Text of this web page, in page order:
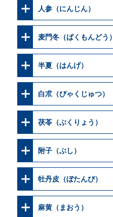
人参（にんじん）
麦門冬（ばくもんどう）
半夏（はんげ）
白朮（びゃくじゅつ）
茯苓（ぶくりょう）
附子（ぶし）
牡丹皮（ぼたんぴ）
麻黄（まおう）